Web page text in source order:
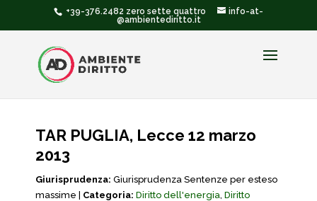
+39-376.2482 zero sette quattro
info-at-
@ambientediritto.it
TAR PUGLIA, Lecce 12 marzo
2013
Giurisprudenza: Giurisprudenza Sentenze per esteso
massime | Categoria: Diritto dell'energia, Diritto